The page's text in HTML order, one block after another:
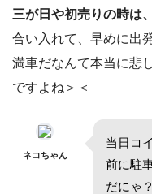
三が日や初売りの時は
合い入れて、早めに出
満車だなんて本当に悲
ですよね＞＜
ネコちゃん
当日コ
前に駐
だにゃ？